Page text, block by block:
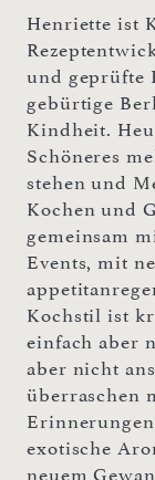
Henriette ist
und geprüfte
gebürtige
Kindheit.
Schöneres
stehen und
Kochen und
gemeinsam
Events, mit
Kochstil ist
einfach aber
aber nicht
überraschen
exotische
neuem